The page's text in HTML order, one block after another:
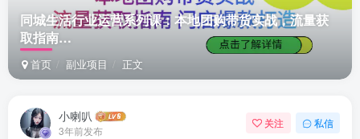
同城生活行业运营系列课：本地团购带货实战，流量获
取指南…
首页 副业项目 正文
小喇叭
3年前发布
关注 私信